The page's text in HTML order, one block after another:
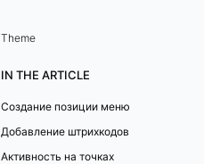
Theme
IN THE ARTICLE
Создание позиции меню
Добавление штрихкодов
Активность на точках